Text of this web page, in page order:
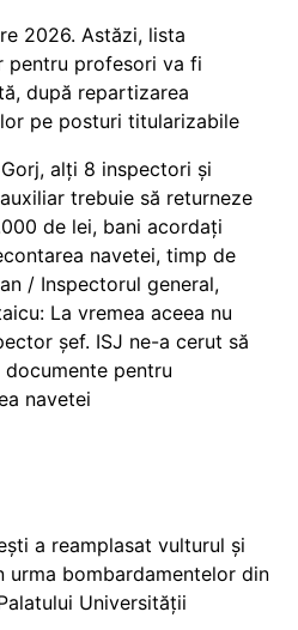
2026. Astăzi, lista
pentru profesori va fi
după repartizarea
pe posturi titularizabile
alți 8 inspectori și
trebuie să returneze
de lei, bani acordați
navetei, timp de
/ Inspectorul general,
La vremea aceea nu
șef. ISJ ne-a cerut să
documente pentru
navetei
a reamplasat vulturul și
bombardamentelor din
Universității